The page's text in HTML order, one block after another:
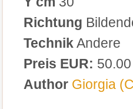
Richtung
TechnikAndere
Preis EUR: 50.00
Author Giorgia